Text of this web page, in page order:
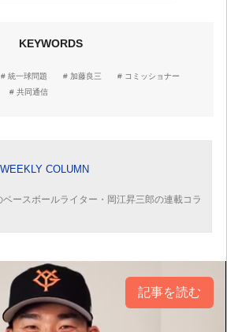
KEYWORDS
統一球問題 加藤良三
コミッショナー
共同通信
COLUMN
ースボールライター・岡江昇三郎の連載コラ
記事を読む